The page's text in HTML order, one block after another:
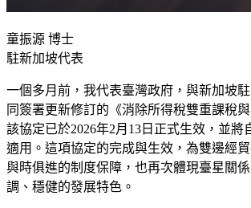
童振源 博士
駐新加坡代表
一個多月前，我代表臺灣政府，與新加坡
同簽署更新修訂的《消除所得稅雙重課稅
該協定已於2026年2月13日正式生效，並將
適用。這項協定的完成與生效，為雙邊經
與時俱進的制度保障，也再次體現臺星關
調、穩健的發展特色。